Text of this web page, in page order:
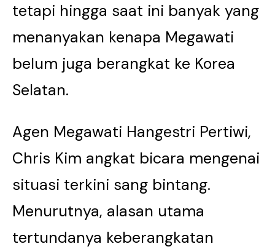
tetapi hingga saat ini banyak yang
menanyakan kenapa Megawati
belum juga berangkat ke Korea
Selatan.
Agen Megawati Hangestri Pertiwi,
Chris Kim angkat bicara mengenai
situasi terkini sang bintang.
Menurutnya, alasan utama
tertundanya keberangkatan